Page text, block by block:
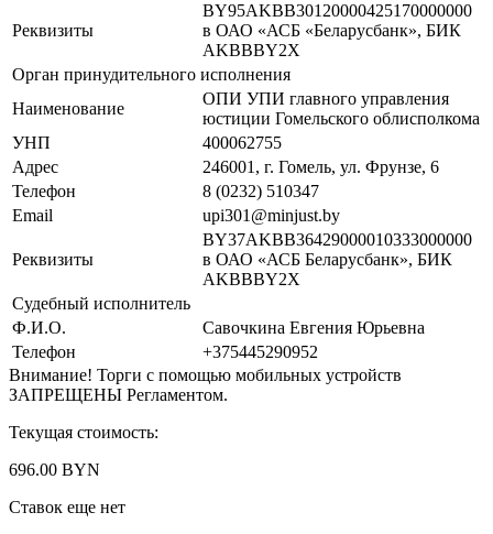
Реквизиты
BY95AKBB30120000425170000000
в ОАО «АСБ «Беларусбанк», БИК
AKBBBY2X
Орган принудительного исполнения
Наименование
ОПИ УПИ главного управления
юстиции Гомельского облисполкома
УНП
400062755
Адрес
246001, г. Гомель, ул. Фрунзе, 6
Телефон
8 (0232) 510347
Email
upi301@minjust.by
Реквизиты
BY37AKBB36429000010333000000
в ОАО «АСБ Беларусбанк», БИК
AKBBBY2X
Судебный исполнитель
Ф.И.О.
Савочкина Евгения Юрьевна
Телефон
+375445290952
Внимание! Торги с помощью мобильных устройств
ЗАПРЕЩЕНЫ Регламентом.
Текущая стоимость:
696.00 BYN
Ставок еще нет